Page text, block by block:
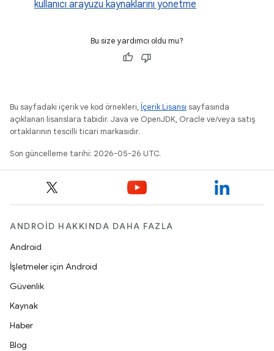
kullanıcı arayüzü kaynaklarını yönetme
Bu size yardımcı oldu mu?
Bu sayfadaki içerik ve kod örnekleri, İçerik Lisansı sayfasında
açıklanan lisanslara tabidir. Java ve OpenJDK, Oracle ve/veya satış
ortaklarının tescilli ticari markasıdır.
Son güncelleme tarihi: 2026-05-26 UTC.
ANDROID HAKKINDA DAHA FAZLA
Android
İşletmeler için Android
Güvenlik
Kaynak
Haber
Blog